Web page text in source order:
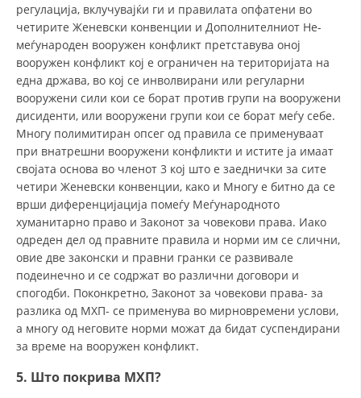
регулација, вклучувајќи ги и правилата опфатени во
четирите Женевски конвенции и Дополнителниот Не-
меѓународен вооружен конфликт претставува оној
вооружен конфликт кој е ограничен на територијата на
една држава, во кој се инволвирани или регуларни
вооружени сили кои се борат против групи на вооружени
дисиденти, или вооружени групи кои се борат меѓу себе.
Многу полимитиран опсег од правила се применуваат
при внатрешни вооружени конфликти и истите ја имаат
својата основа во членот 3 кој што е заеднички за сите
четири Женевски конвенции, како и Многу е битно да се
врши диференцијација помеѓу Меѓународното
хуманитарно право и Законот за човекови права. Иако
одреден дел од правните правила и норми им се слични,
овие две законски и правни гранки се развивале
подеинечно и се содржат во различни договори и
спогодби. Поконкретно, Законот за човекови права- за
разлика од МХП- се применува во мирновремени услови,
а многу од неговите норми можат да бидат суспендирани
за време на вооружен конфликт.
5. Што покрива МХП?